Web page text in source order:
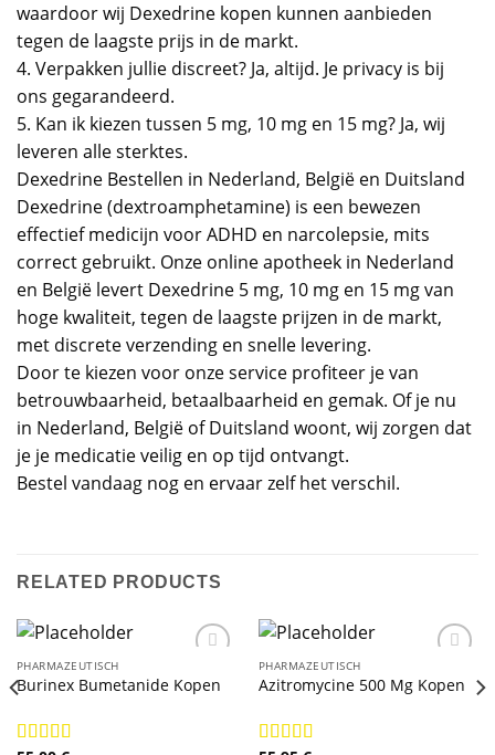
waardoor wij Dexedrine kopen kunnen aanbieden
tegen de laagste prijs in de markt.
4. Verpakken jullie discreet? Ja, altijd. Je privacy is bij
ons gegarandeerd.
5. Kan ik kiezen tussen 5 mg, 10 mg en 15 mg? Ja, wij
leveren alle sterktes.
Dexedrine Bestellen in Nederland, België en Duitsland
Dexedrine (dextroamphetamine) is een bewezen
effectief medicijn voor ADHD en narcolepsie, mits
correct gebruikt. Onze online apotheek in Nederland
en België levert Dexedrine 5 mg, 10 mg en 15 mg van
hoge kwaliteit, tegen de laagste prijzen in de markt,
met discrete verzending en snelle levering.
Door te kiezen voor onze service profiteer je van
betrouwbaarheid, betaalbaarheid en gemak. Of je nu
in Nederland, België of Duitsland woont, wij zorgen dat
je je medicatie veilig en op tijd ontvangt.
Bestel vandaag nog en ervaar zelf het verschil.
RELATED PRODUCTS
PHARMAZEUTISCH
Burinex Bumetanide Kopen
PHARMAZEUTISCH
Azitromycine 500 Mg Kopen